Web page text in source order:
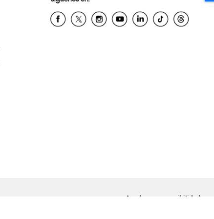
Ayuda para accesibilidad